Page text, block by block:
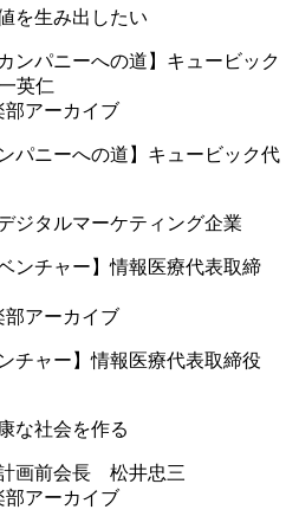
を生み出したい
部アーカイブ
パニーへの道】キュービック代
ジタルマーケティング企業
部アーカイブ
チャー】情報医療代表取締役
な社会を作る
部アーカイブ